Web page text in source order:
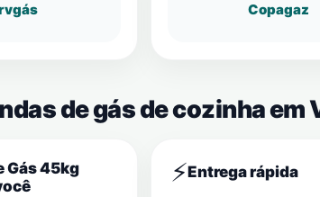
Copagaz
de gás de cozinha em
Gás 45kg
⚡Entrega rápida